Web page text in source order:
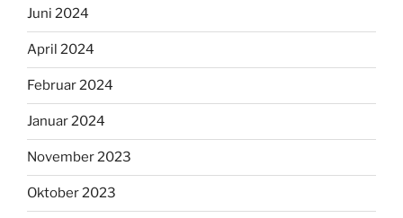
Juni 2024
April 2024
Februar 2024
Januar 2024
November 2023
Oktober 2023